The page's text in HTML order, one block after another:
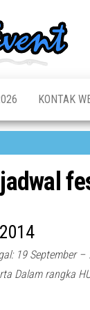
KONTAK
jadwal
19 September –
Dalam rangka